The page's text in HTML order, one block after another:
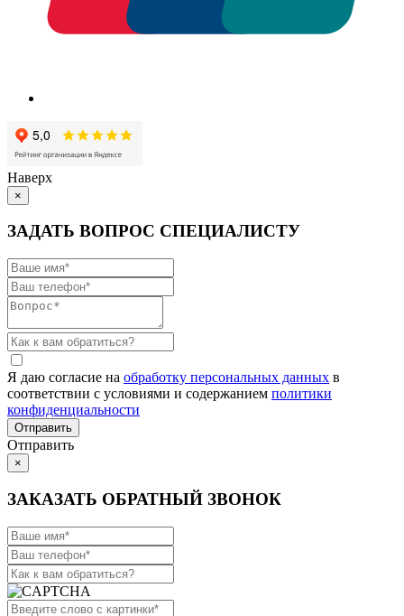
Наверх
×
ЗАДАТЬ ВОПРОС СПЕЦИАЛИСТУ
Я даю согласие на обработку персональных данных в
соответствии с условиями и содержанием политики
конфиденциальности
Отправить
×
ЗАКАЗАТЬ ОБРАТНЫЙ ЗВОНОК